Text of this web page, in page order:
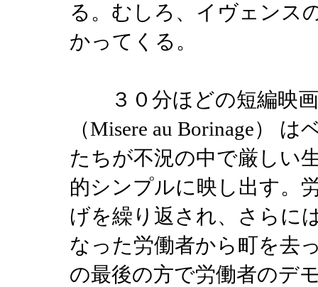
る。むしろ、イヴェンス
かってくる。
３０分ほどの短編映画
（Misere au Borinage）
たちが不況の中で厳しい
的シンプルに映し出す。
げを繰り返され、さらに
なった労働者から町を去
の最後の方で労働者のデ